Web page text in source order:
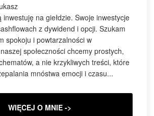
na giełdzie. Swoje inwestycje
z dywidend i opcji. Szukam
spokoju i powtarzalności w
społeczności chcemy prostych,
a nie krzykliwych treści, które
mnóstwa emocji i czasu...
WIĘCEJ O MNIE ->